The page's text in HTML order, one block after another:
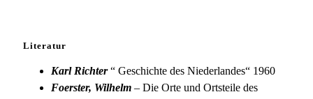
Literatur
Karl Richter“ Geschichte des Niederlandes“ 1960
Foerster, Wilhelm – Die Orte und Ortsteile des